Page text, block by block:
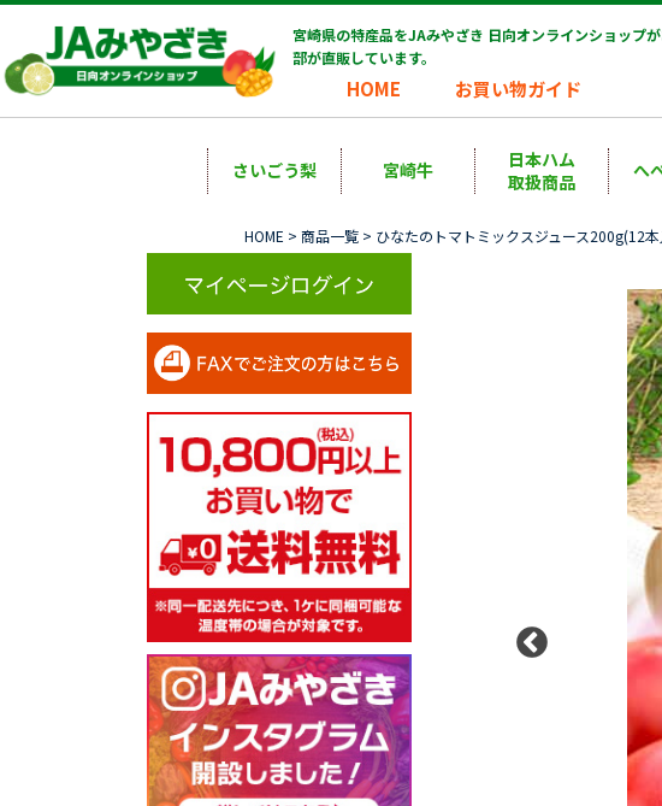
宮崎県の特産品をJAみやざき 日向オンラインショップ
部が直販しています。
HOME お買い物ガイド
さいごう梨 宮崎牛
日本ハム
取扱商品
へ
HOME >商品一覧 > ひなたのトマトミックスジュース200g(12